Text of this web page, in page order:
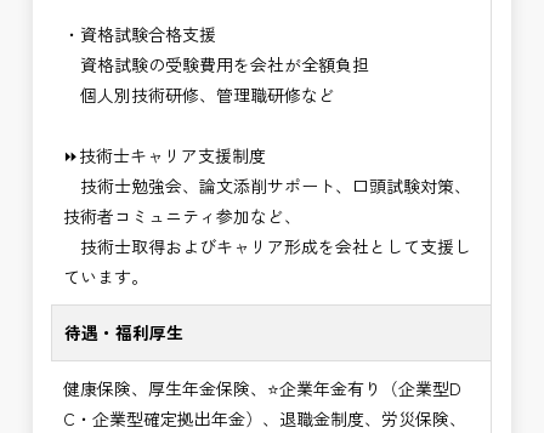
・資格試験合格支援
資格試験の受験費用を会社が全額負担
個人別技術研修、管理職研修など
⏩技術士キャリア支援制度
技術士勉強会、論文添削サポート、口頭試験対策、
技術者コミュニティ参加など、
技術士取得およびキャリア形成を会社として支援し
ています。
待遇・福利厚生
健康保険、厚生年金保険、⭐企業年金有り（企業型D
C・企業型確定拠出年金）、退職金制度、労災保険、